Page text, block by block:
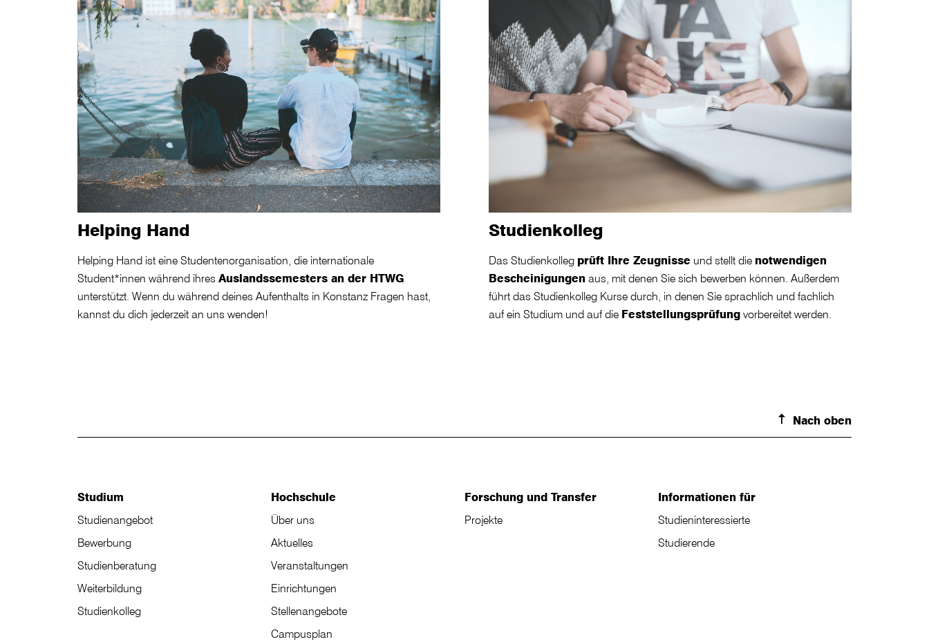
Helping Hand
Helping Hand ist eine Studentenorganisation, die internationale
Student*innen während ihres Auslandssemesters an der HTWG
unterstützt. Wenn du während deines Aufenthalts in Konstanz Fragen hast,
kannst du dich jederzeit an uns wenden!
Studienkolleg
Das Studienkolleg prüft Ihre Zeugnisse und stellt die notwendigen
Bescheinigungen aus, mit denen Sie sich bewerben können. Außerdem
führt das Studienkolleg Kurse durch, in denen Sie sprachlich und fachlich
auf ein Studium und auf die Feststellungsprüfung vorbereitet werden.
Nach oben
Studium
Studienangebot
Bewerbung
Studienberatung
Weiterbildung
Studienkolleg
Hochschule
Über uns
Aktuelles
Veranstaltungen
Einrichtungen
Stellenangebote
Campusplan
Forschung und Transfer
Projekte
Informationen für
Studieninteressierte
Studierende